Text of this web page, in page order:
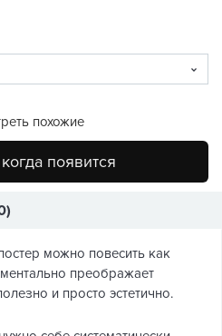
похожие
появится
можно повесить как
преображает
и просто эстетично.